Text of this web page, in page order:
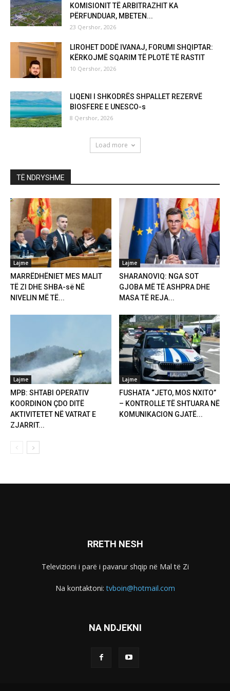
KOMISIONIT TË ARBITRAZHIT KA
PËRFUNDUAR, MBETEN...
23 Qershor, 2026
LIROHET DODË IVANAJ, FORUMI SHQIPTAR:
KËRKOJMË SQARIM TË PLOTË TË RASTIT
10 Qershor, 2026
LIQENI I SHKODRËS SHPALLET REZERVË
BIOSFERE E UNESCO-s
8 Qershor, 2026
Load more
TË NDRYSHME
Lajme
MARRËDHËNIET MES MALIT
TË ZI DHE SHBA-së NË
NIVELIN MË TË...
Lajme
SHARANOVIQ: NGA SOT
GJOBA MË TË ASHPRA DHE
MASA TË REJA...
Lajme
MPB: SHTABI OPERATIV
KOORDINON ÇDO DITË
AKTIVITETET NË VATRAT E
ZJARRIT...
Lajme
FUSHATA “JETO, MOS NXITO”
– KONTROLLE TË SHTUARA NË
KOMUNIKACION GJATË...
RRETH NESH
Televizioni i parë i pavarur shqip në Mal të Zi
Na kontaktoni:tvboin@hotmail.com
NA NDJEKNI